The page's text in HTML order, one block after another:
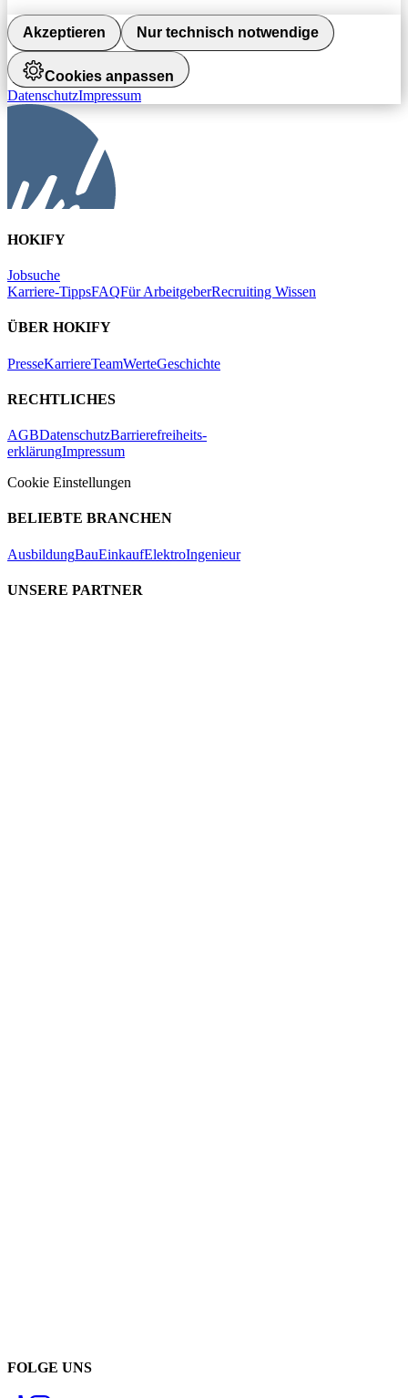
Akzeptieren Nur technisch notwendige
Cookies anpassen
DatenschutzImpressum
HOKIFY
Jobsuche
Karriere-TippsFAQFür ArbeitgeberRecruiting Wissen
ÜBER HOKIFY
PresseKarriereTeamWerteGeschichte
RECHTLICHES
AGBDatenschutzBarrierefreiheits-
erklärungImpressum
Cookie Einstellungen
BELIEBTE BRANCHEN
AusbildungBauEinkaufElektroIngenieur
UNSERE PARTNER
FOLGE UNS